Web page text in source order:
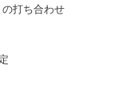
の打ち合わせ